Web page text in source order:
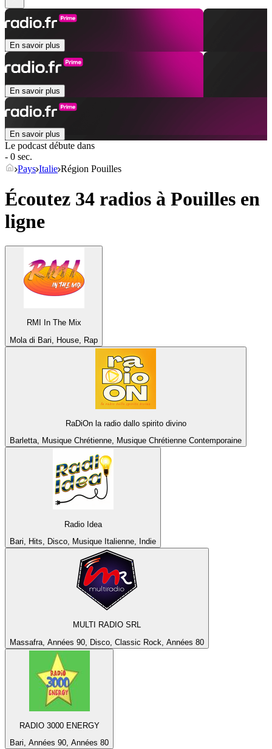
En savoir plus
En savoir plus
En savoir plus
Le podcast débute dans
- 0 sec.
Pays Italie Région Pouilles
Écoutez 34 radios à Pouilles en
ligne
RMI In The Mix
Mola di Bari, House, Rap
RaDiOn la radio dallo spirito divino
Barletta, Musique Chrétienne, Musique Chrétienne Contemporaine
Radio Idea
Bari, Hits, Disco, Musique Italienne, Indie
MULTI RADIO SRL
Massafra, Années 90, Disco, Classic Rock, Années 80
RADIO 3000 ENERGY
Bari, Années 90, Années 80